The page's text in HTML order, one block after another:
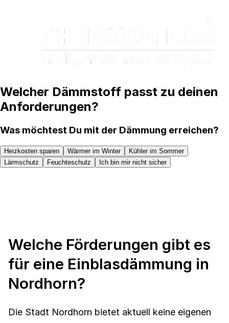
Welcher Dämmstoff passt zu deinen
Anforderungen?
Was möchtest Du mit der Dämmung erreichen?
Heizkosten sparen Wärmer im Winter
Kühler im Sommer
Lärmschutz
Feuchteschutz Ich bin mir nicht sicher
Welche Förderungen gibt es
für eine Einblasdämmung in
Nordhorn?
Die Stadt Nordhorn bietet aktuell keine eigenen